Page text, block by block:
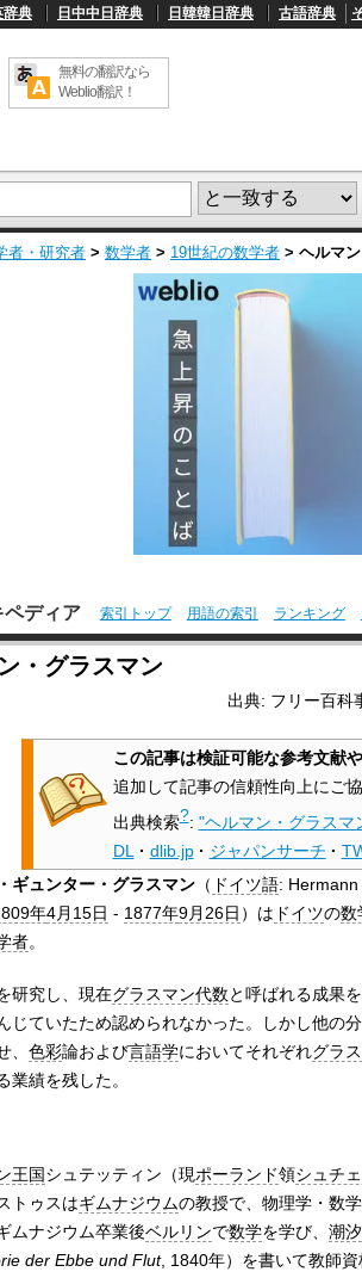
辞典 日中中日辞典 日韓韓日辞典 古語辞典
無料の翻訳なら
Weblio翻訳！
者・研究者 > 数学者 > 19世紀の数学者 > ヘルマ
ペディア 索引トップ 用語の索引 ランキング
・グラスマン
出典: フリー百科
この記事は検証可能な参考文献
追加して記事の信頼性向上にご協
出典検索?: "ヘルマン・グラスマ
DL · dlib.jp · ジャパンサーチ ·
ギュンター・グラスマン（ ドイツ語:
年4月15日 - 1877年9月26日 ）は ドイツの数
者。
研究し、現在グラスマン代数と呼ばれる成果を
じていたため認められなかった。しかし他の
、 色彩論および言語学においてそれぞれグラ
業績を残した。
王国シュテッティン（現ポーランド領シュチ
トゥスはギムナジウムの教授で、物理学・数
ムナジウム卒業後ベルリンで数学を学び、 潮汐
der Ebbe und Flut, 1840年）を書いて教師資